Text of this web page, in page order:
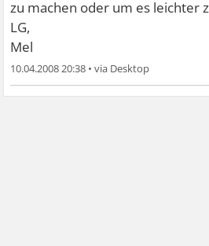
zu machen oder um es leichter
LG,
Mel
10.04.2008 20:38 •